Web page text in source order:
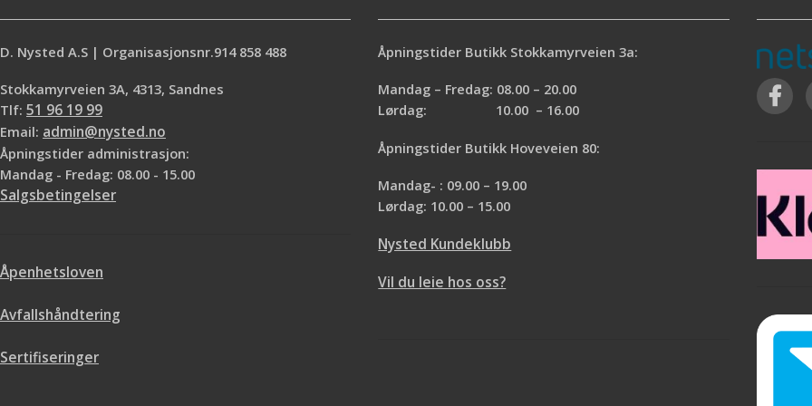
fleste ørekanaler og gjør det enklere å
Beskyttelsesnivå 94-105 dB.
D. Nysted A.S | Organisasjonsnr.914 858 488
Stokkamyrveien 3A, 4313, Sandnes
Tlf: 51 96 19 99
Email: admin@nysted.no
Åpningstider administrasjon:
Mandag - Fredag: 08.00 - 15.00
Salgsbetingelser
Åpenhetsloven
Avfallshåndtering
Sertifiseringer
Åpningstider Butikk Stokkamyrveien 3a:
Mandag – Fredag: 08.00 – 20.00
Lørdag: 10.00 – 16.00
Åpningstider Butikk Hoveveien 80:
Mandag- : 09.00 – 19.00
Lørdag: 10.00 – 15.00
Nysted Kundeklubb
Vil du leie hos oss?